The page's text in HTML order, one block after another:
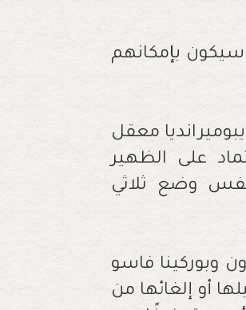
بإمكانهم
معقل
على الظهير
نفس وضع ثلاثي
وبوركينا فاسو
لتأجيلها أو إلغائها من